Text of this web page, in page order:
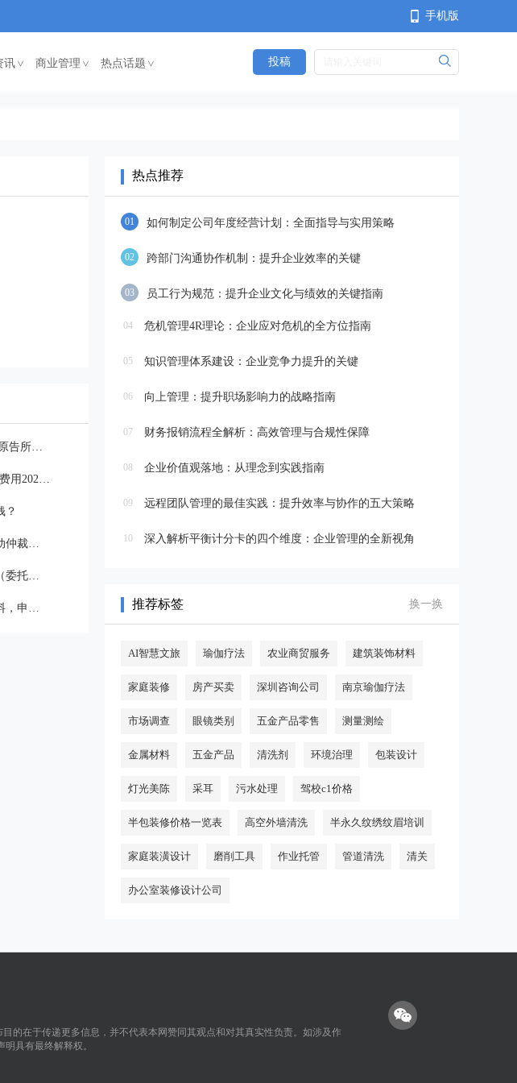
手机版
讯 < 商业管理< 热点话题 < 投稿
民间借贷还款:欠款纠纷可以在原告所在地起诉吗
仲裁费用一般是多少?劳动仲裁费用2022收费标准
？
怎么样申请劳动仲裁，申请劳动仲裁需要哪些证据
委托律师仲裁收费标准是多少（委托仲裁律师如何收费）
申请劳动仲裁需要准备什么资料，申请劳动仲裁的流程和费用
热点推荐
01 如何制定公司年度经营计划：全面指导与实用策略
02 跨部门沟通协作机制：提升企业效率的关键
03 员工行为规范：提升企业文化与绩效的关键指南
04 危机管理4R理论：企业应对危机的全方位指南
05 知识管理体系建设：企业竞争力提升的关键
06 向上管理：提升职场影响力的战略指南
07 财务报销流程全解析：高效管理与合规性保障
08 企业价值观落地：从理念到实践指南
09 远程团队管理的最佳实践：提升效率与协作的五大策略
10 深入解析平衡计分卡的四个维度：企业管理的全新视角
推荐标签 换一换
AI智慧文旅 瑜伽疗法 农业商贸服务 建筑装饰材料
家庭装修 房产买卖 深圳咨询公司 南京瑜伽疗法
市场调查 眼镜类别 五金产品零售 测量测绘
金属材料 五金产品 清洗剂 环境治理 包装设计
灯光美陈 采耳 污水处理 驾校c1价格
半包装修价格一览表 高空外墙清洗 半永久纹绣纹眉培训
家庭装潢设计 磨削工具 作业托管 管道清洗 清关
办公室装修设计公司
的在于传递更多信息，并不代表本网赞同其观点和对其真实性负责。如涉及作
具有最终解释权。